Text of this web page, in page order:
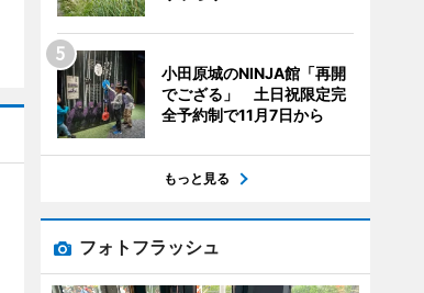
小田原城のNINJA館「再開
でござる」 土日祝限定完
全予約制で11月7日から
もっと見る
フォトフラッシュ